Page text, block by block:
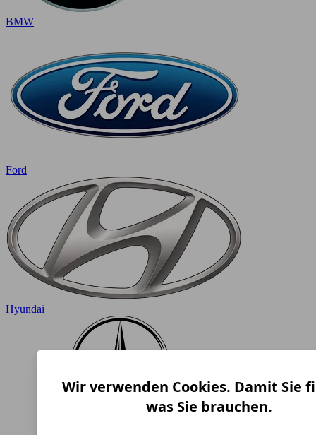
BMW
Ford
Hyundai
Wir verwenden Cookies. Damit Sie
was Sie brauchen.